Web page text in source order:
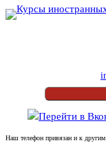
Перейти
Наш телефон привязан и к